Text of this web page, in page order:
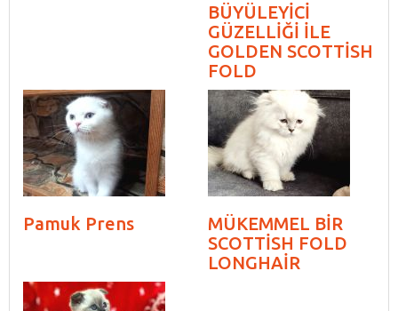
BÜYÜLEYİCİ
GÜZELLİĞİ İLE
GOLDEN SCOTTİSH
FOLD
Pamuk Prens
MÜKEMMEL BİR
SCOTTİSH FOLD
LONGHAİR